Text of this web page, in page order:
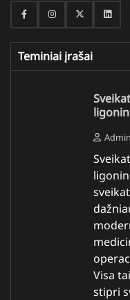
FacebookInstagramTwitter
Teminiai įrašai
Admin
Visa
stipri